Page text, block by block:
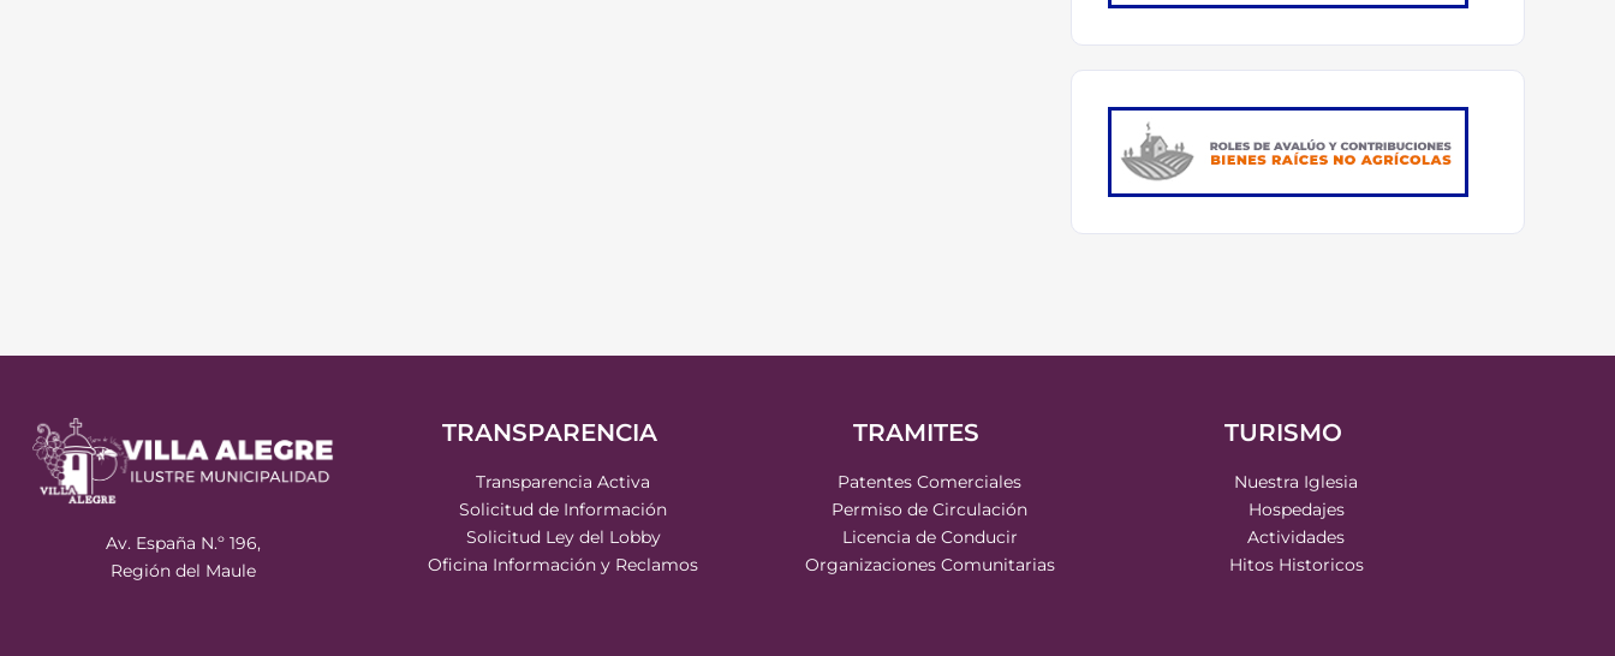
Av. España N.º 196,
Región del Maule
TRANSPARENCIA
Transparencia Activa
Solicitud de Información
Solicitud Ley del Lobby
Oficina Información y Reclamos
TRAMITES
Patentes Comerciales
Permiso de Circulación
Licencia de Conducir
Organizaciones Comunitarias
TURISMO
Nuestra Iglesia
Hospedajes
Actividades
Hitos Historicos